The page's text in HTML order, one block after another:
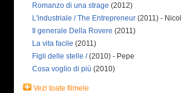
Romanzo di una strage (2012)
L'industriale / The Entrepreneur (2011) -
Il generale Della Rovere (2011)
La vita facile (2011)
Figli delle stelle /(2010) - Pepe
Cosa voglio di più (2010)
Vezi toate filmele